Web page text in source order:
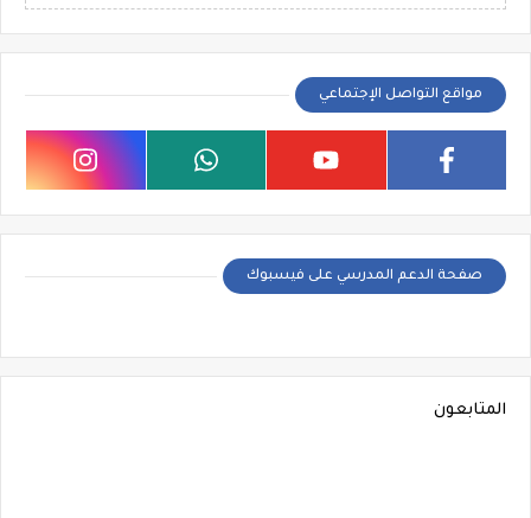
مواقع التواصل الإجتماعي
صفحة الدعم المدرسي على فيسبوك
المتابعون